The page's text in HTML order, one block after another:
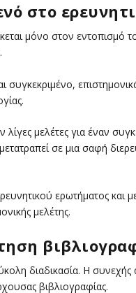
στο
μόνο στον εντοπισμό
συγκεκριμένο,
μελέτες για έναν
σε μια σαφή
ερωτήματος και
μελέτης.
διαδικασία. Η
βιβλιογραφίας.